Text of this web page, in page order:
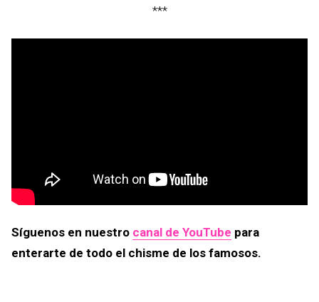
***
Síguenos en nuestro canal de YouTube para
enterarte de todo el chisme de los famosos.